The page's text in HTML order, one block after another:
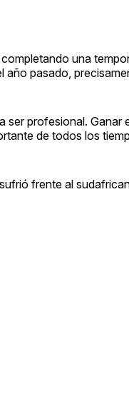
una
pasado,
ser profesional.
de todos los
frente al